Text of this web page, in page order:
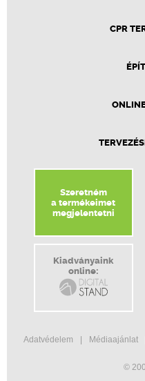
CPR
Szeretném
a termékeimet
megjelentetni
Kiadványaink
online:
Adatvédelem Médiaajánlat
©